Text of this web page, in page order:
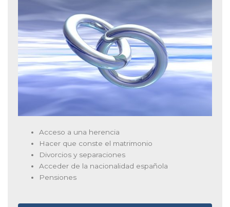
Acceso a una herencia
Hacer que conste el matrimonio
Divorcios y separaciones
Acceder de la nacionalidad española
Pensiones